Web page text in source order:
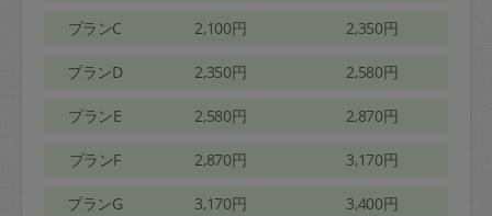
プランC 2,100円 2,350円
プランD 2,350円 2,580円
プランE 2,580円 2,870円
プランF 2,870円 3,170円
プランG 3,170円 3,400円